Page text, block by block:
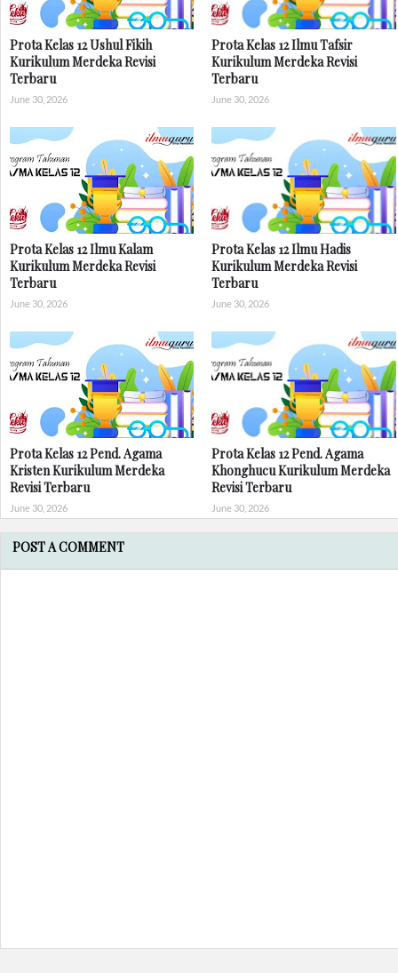
Prota Kelas 12 Ushul Fikih
Kurikulum Merdeka Revisi
Terbaru
June 30, 2026
Prota Kelas 12 Ilmu Tafsir
Kurikulum Merdeka Revisi
Terbaru
June 30, 2026
Prota Kelas 12 Ilmu Kalam
Kurikulum Merdeka Revisi
Terbaru
June 30, 2026
Prota Kelas 12 Ilmu Hadis
Kurikulum Merdeka Revisi
Terbaru
June 30, 2026
Prota Kelas 12 Pend. Agama
Kristen Kurikulum Merdeka
Revisi Terbaru
June 30, 2026
Prota Kelas 12 Pend. Agama
Khonghucu Kurikulum Merdeka
Revisi Terbaru
June 30, 2026
POST A COMMENT